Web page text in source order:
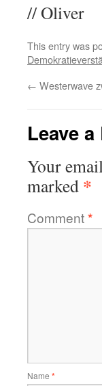
// Oliver
This entry was
← Westerwave
Leave
Your
marked *
Comment*
Name *